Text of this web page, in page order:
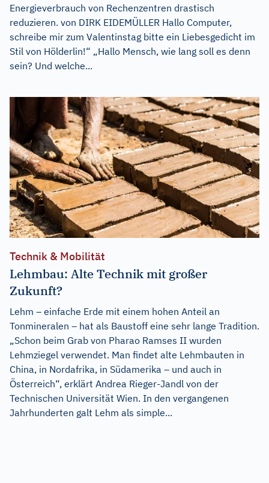
Energieverbrauch von Rechenzentren drastisch
reduzieren. von DIRK EIDEMÜLLER Hallo Computer,
schreibe mir zum Valentinstag bitte ein Liebesgedicht im
Stil von Hölderlin!“ „Hallo Mensch, wie lang soll es denn
sein? Und welche...
Technik & Mobilität
Lehmbau: Alte Technik mit großer
Zukunft?
Lehm – einfache Erde mit einem hohen Anteil an
Tonmineralen – hat als Baustoff eine sehr lange Tradition.
„Schon beim Grab von Pharao Ramses II wurden
Lehmziegel verwendet. Man findet alte Lehmbauten in
China, in Nordafrika, in Südamerika – und auch in
Österreich“, erklärt Andrea Rieger-Jandl von der
Technischen Universität Wien. In den vergangenen
Jahrhunderten galt Lehm als simple...